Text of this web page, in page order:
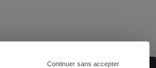
Continuer sans accepter